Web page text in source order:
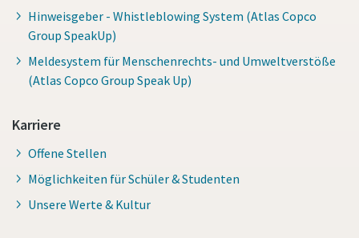
Hinweisgeber - Whistleblowing System (Atlas Copco
Group SpeakUp)
Meldesystem für Menschenrechts- und Umweltverstöße
(Atlas Copco Group Speak Up)
Karriere
Offene Stellen
Möglichkeiten für Schüler & Studenten
Unsere Werte & Kultur